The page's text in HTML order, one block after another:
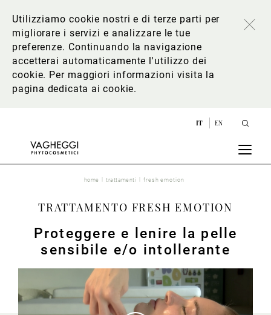
Utilizziamo cookie nostri e di terze parti per
migliorare i servizi e analizzare le tue
preferenze. Continuando la navigazione
accetterai automaticamente l'utilizzo dei
cookie. Per maggiori informazioni visita la
pagina dedicata ai cookie.
IT EN
home trattamenti fresh emotion
TRATTAMENTO FRESH EMOTION
Proteggere e lenire la pelle
sensibile e/o intollerante